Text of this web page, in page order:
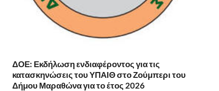
ΔΟΕ: Εκδήλωση ενδιαφέροντος για τις
κατασκηνώσεις του ΥΠΑΙΘ στο Ζούμπερι του
Δήμου Μαραθώνα για το έτος 2026